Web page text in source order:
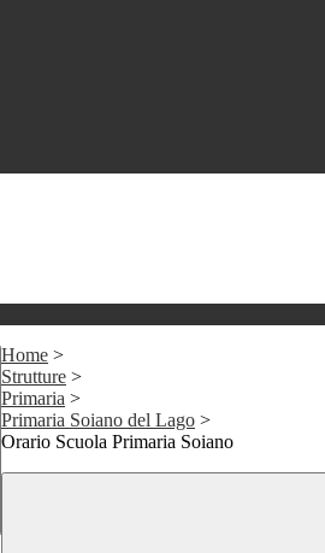
Home >
Strutture >
Primaria >
Primaria Soiano del Lago >
Orario Scuola Primaria Soiano